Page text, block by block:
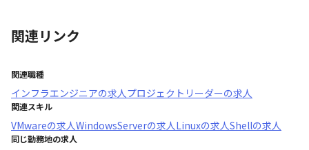
関連リンク
関連職種
インフラエンジニアの求人プロジェクトリーダーの求人
関連スキル
VMwareの求人WindowsServerの求人Linuxの求人Shellの求人
同じ勤務地の求人